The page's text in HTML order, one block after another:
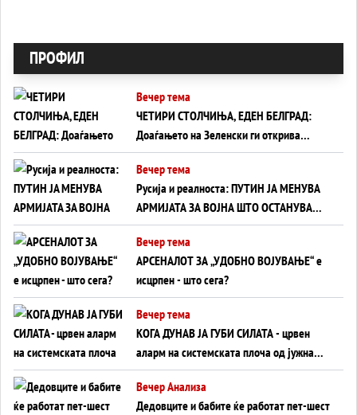
ПРОФИЛ
Вечер тема
ЧЕТИРИ СТОЛЧИЊА, ЕДЕН БЕЛГРАД:
Доаѓањето на Зеленски ги открива
тајните на политиката на балансирање
на Вучиќ
Вечер тема
Русија и реалноста: ПУТИН ЈА МЕНУВА
АРМИЈАТА ЗА ВОЈНА ШТО ОСТАНУВА
БЕЗ ФРОНТ
Вечер тема
АРСЕНАЛОТ ЗА „УДОБНО ВОЈУВАЊЕ“ е
исцрпен - што сега?
Вечер тема
КОГА ДУНАВ ЈА ГУБИ СИЛАТА - црвен
аларм на системската плоча од јужна
Германија до Црното Море...
Вечер Анализа
Дедовците и бабите ќе работат пет-шест